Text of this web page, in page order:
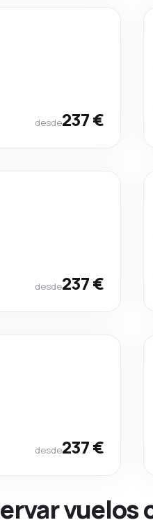
desde237 €
desde237 €
desde237 €
vuelos